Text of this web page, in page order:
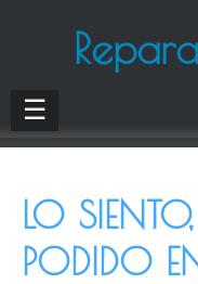
☰
LO
PODIDO